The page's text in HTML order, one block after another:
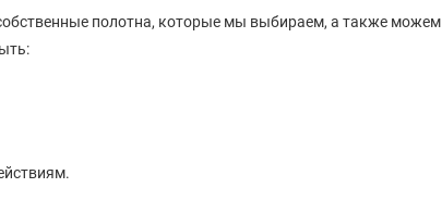
полотна, которые мы выбираем, а также можем